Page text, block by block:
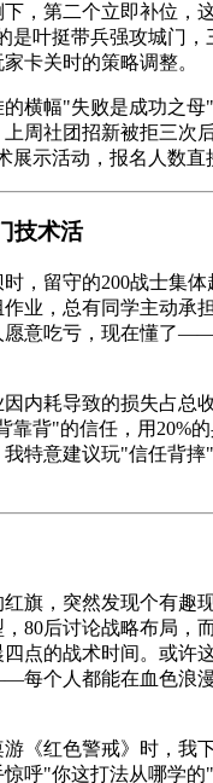
，第二个立即补位，
是叶挺带兵强攻城门，
卡关时的策略调整。
横幅"失败是成功之母
周社团招新被拒三次
展示活动，报名人数直
技术活
，留守的200战士集
业，总有同学主动承
愿意吃亏，现在懂了
内耗导致的损失占总
靠背"的信任，用20%
特意建议玩"信任背摔
旗，突然发现个有趣
80后讨论战略布局，
点的战术时间。或许
每个人都能在血色浪
游《红色警戒》时，我
呼"你这打法从哪学